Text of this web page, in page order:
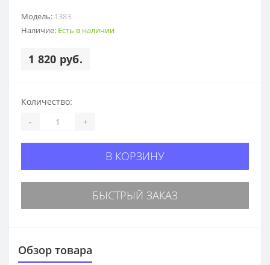
Модель: 1383
Наличие: Есть в наличии
1 820 руб.
Количество:
- +
В КОРЗИНУ
БЫСТРЫЙ ЗАКАЗ
Обзор товара